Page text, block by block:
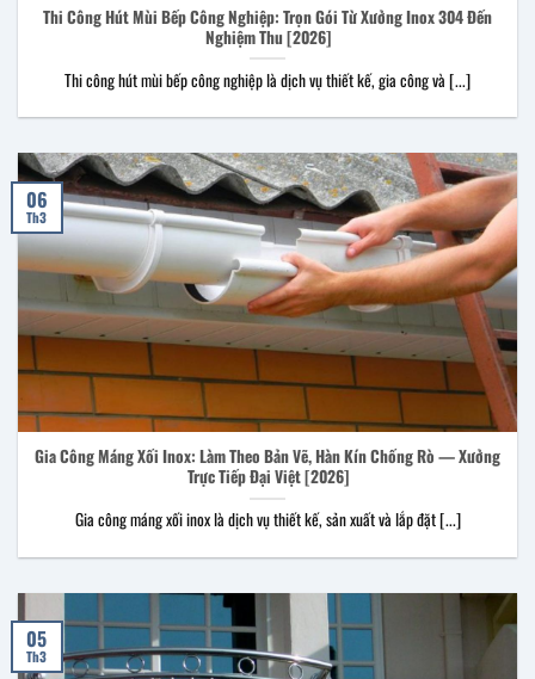
Thi Công Hút Mùi Bếp Công Nghiệp: Trọn Gói Từ Xưởng Inox 304 Đến
Nghiệm Thu [2026]
Thi công hút mùi bếp công nghiệp là dịch vụ thiết kế, gia công và [...]
Gia Công Máng Xối Inox: Làm Theo Bản Vẽ, Hàn Kín Chống Rò — Xưởng
Trực Tiếp Đại Việt [2026]
Gia công máng xối inox là dịch vụ thiết kế, sản xuất và lắp đặt [...]
06
Th3
05
Th3